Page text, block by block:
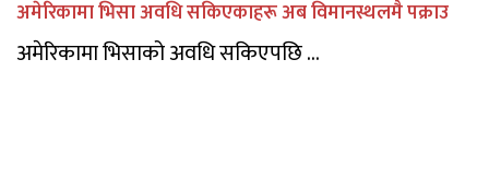
अमेरिकामा भिसा अवधि सकिएकाहरू अब विमानस्थलमै पक्राउ
अमेरिकामा भिसाको अवधि सकिएपछि ...